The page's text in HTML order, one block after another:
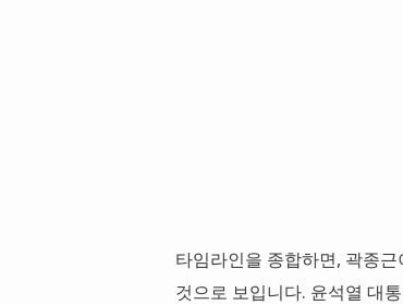
타임라인을 종합하면, 곽종
것으로 보입니다. 윤석열 대